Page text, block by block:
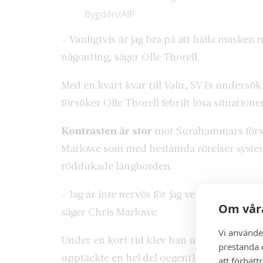
Om
Vi
prestanda
att
Bygdén/AIP
– Vanligtvis är jag bra på att hålla masken
någonting, säger Olle Thorell.
Med en kvart kvar till Valu, SVTs
försöker Olle Thorell febrilt lösa
Kontrasten är stor mot Surahammars
Marlowe som med bestämda rörelser
röddukade långborden.
– Jag är inte nervös för jag vet att vi gjort
säger Chris Marlowe.
Under en kort tid klev han under
upptäckte en hel del oegentligheter vilket